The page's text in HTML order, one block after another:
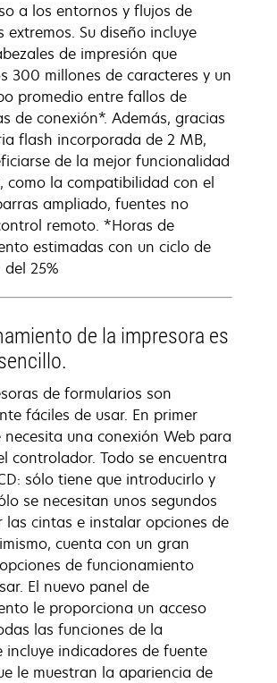
a los entornos y flujos de
extremos. Su diseño incluye
de impresión que
300 millones de caracteres y un
promedio entre fallos de
de conexión*. Además, gracias
flash incorporada de 2 MB,
de la mejor funcionalidad
como la compatibilidad con el
ampliado, fuentes no
remoto. *Horas de
estimadas con un ciclo de
25%
de la impresora es
de formularios son
fáciles de usar. En primer
necesita una conexión Web para
controlador. Todo se encuentra
sólo tiene que introducirlo y
se necesitan unos segundos
las cintas e instalar opciones de
cuenta con un gran
de funcionamiento
El nuevo panel de
le proporciona un acceso
las funciones de la
incluye indicadores de fuente
le muestran la apariencia de